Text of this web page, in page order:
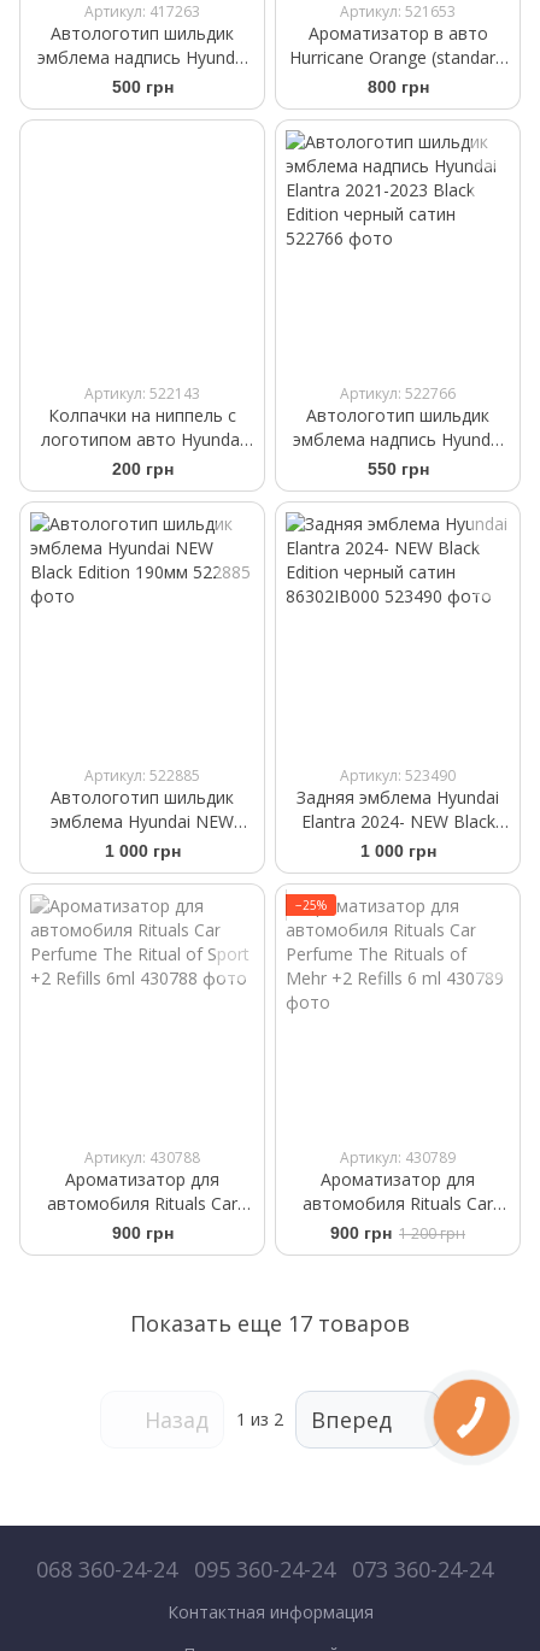
Артикул: 417263
Автологотип шильдик
эмблема надпись Hyundai
Elantra Black Edition
500 грн
Артикул: 521653
Ароматизатор в авто
Hurricane Orange (standart)
Аромасаше на дефлектор
800 грн
Артикул: 522143
Колпачки на ниппель с
логотипом авто Hyundai
черного цвета
200 грн
Артикул: 522766
Автологотип шильдик
эмблема надпись Hyundai
Elantra 2021-2023 Black
Edition черный сатин
550 грн
Артикул: 522885
Автологотип шильдик
эмблема Hyundai NEW
Black Edition 190мм
1 000 грн
Артикул: 523490
Задняя эмблема Hyundai
Elantra 2024- NEW Black
Edition черный сатин
86302IB000
1 000 грн
Артикул: 430788
Ароматизатор для
автомобиля Rituals Car
Perfume The Ritual of Sport
+2 Refills 6ml
900 грн
−25%
Артикул: 430789
Ароматизатор для
автомобиля Rituals ​Car
Perfume The Rituals of
Mehr +2 Refills 6 ml
900 грн 1 200 грн
Показать еще 17 товаров
Назад 1 из 2 Вперед
068 360-24-24 095 360-24-24 073 360-24-24
Контактная информация